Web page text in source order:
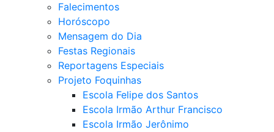
Falecimentos
Horóscopo
Mensagem do Dia
Festas Regionais
Reportagens Especiais
Projeto Foquinhas
Escola Felipe dos Santos
Escola Irmão Arthur Francisco
Escola Irmão Jerônimo